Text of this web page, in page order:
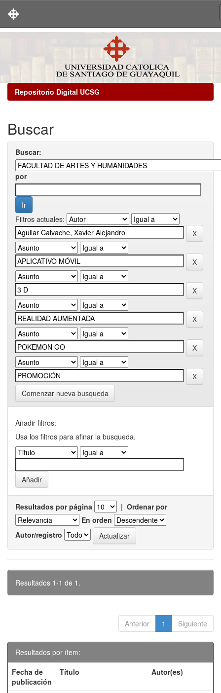
Repositorio Digital UCSG
Buscar
Buscar:
por
Filtros actuales:
Comenzar nueva busqueda
Añadir filtros:
Usa los filtros para afinar la busqueda.
Resultados por página | Ordenar por
En orden
Autor/registro
Resultados 1-1 de 1.
Anterior 1 Siguiente
Resultados por ítem:
Fecha de
publicación
Título Autor(es)